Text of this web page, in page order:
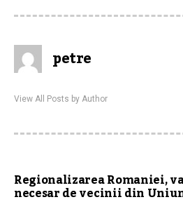
petre
View All Posts by Author
Regionalizarea Romaniei,
necesar de vecinii din